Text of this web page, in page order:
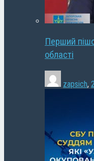
Перший
області
zapsich,